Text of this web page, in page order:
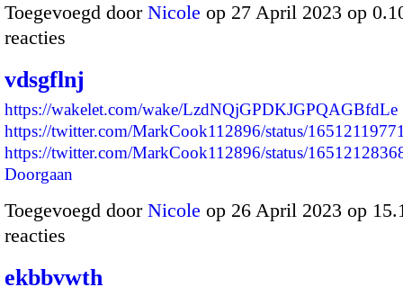
Toegevoegd door Nicole op 27 April 2023 op
reacties
vdsgflnj
https://wakelet.com/wake/LzdNQjGPDKJGPQAGBfdLe
https://twitter.com/MarkCook112896/status/
https://twitter.com/MarkCook112896/status/
Doorgaan
Toegevoegd door Nicole op 26 April 2023 op
reacties
ekbbvwth